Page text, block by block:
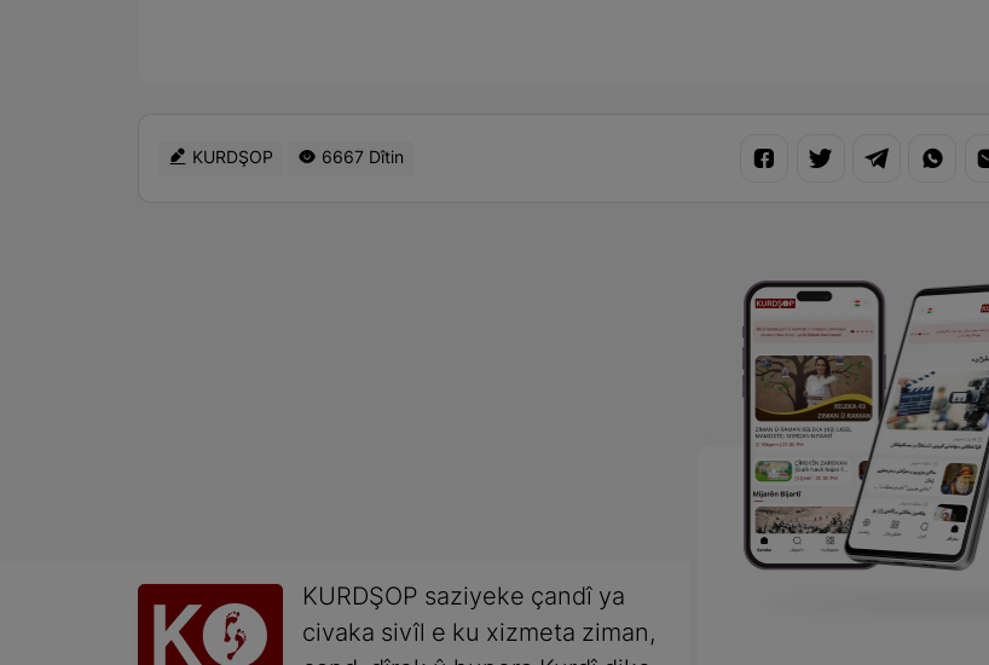
KURDŞOP 6667 Dîtin
KURDŞOP saziyeke çandî ya
civaka sivîl e ku xizmeta ziman,